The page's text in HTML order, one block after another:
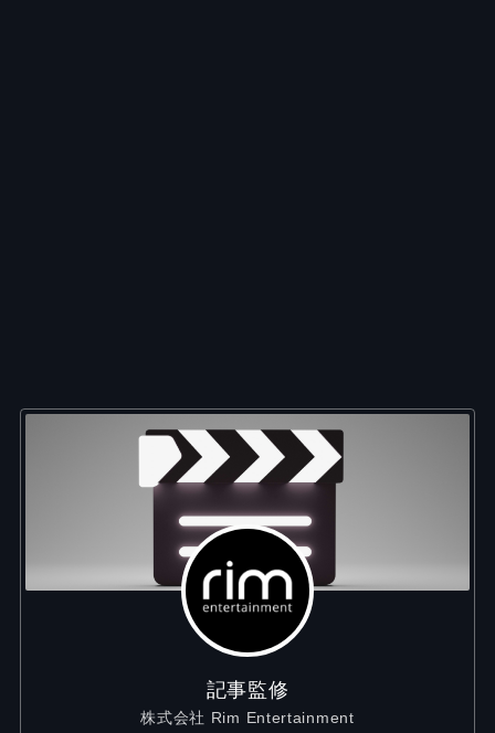
記事監修
株式会社 Rim Entertainment